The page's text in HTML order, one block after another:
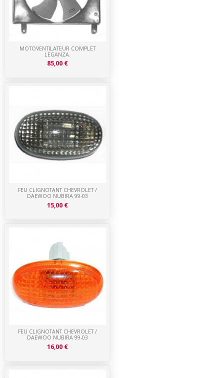
FEU CLIGNOTANT CHEVROLET /
DAEWOO NUBIRA 99-03
16,00 €
FEU CLIGNOTANT CHEVROLET /
DAEWOO NUBIRA 99-03
15,00 €
MOTOVENTILATEUR COMPLET
LEGANZA.
85,00 €